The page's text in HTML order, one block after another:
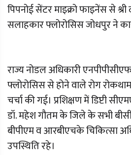
पिपनोई सेंटर माइक्रो फाइनेंस से
सलाहकार फ्लोरोसिस जोधपुर ने
राज्य नोडल अधिकारी
फ्लोरोसिस से होने वाले रोग
चर्चा की गई। प्रशिक्षण में डिप्टी
डॉ. महेश गौतम के जिले के सभी
बीपीएम व आरबीएचके चिकित्सा
उपस्थिति रहे।